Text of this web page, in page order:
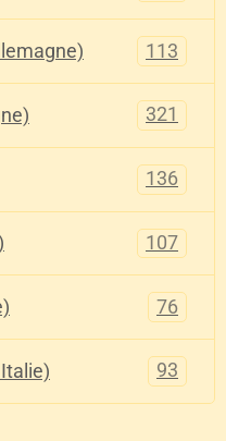
113
321
136
107
76
93